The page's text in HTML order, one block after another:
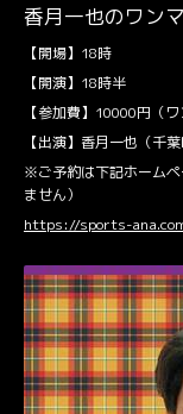
香月一也のワン
【開場】18時
【開演】18時半
【参加費】10000円（
【出演】香月一也（千
※ご予約は下記ホームペ
ません）
https://sports-